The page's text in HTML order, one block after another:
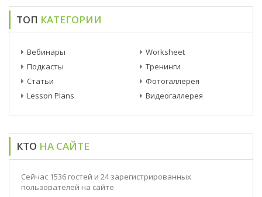
ТОП КАТЕГОРИИ
Вебинары
Подкасты
Статьи
Lesson Plans
Worksheet
Тренинги
Фотогаллерея
Видеогаллерея
КТО НА САЙТЕ
Сейчас 1536 гостей и 24 зарегистрированных
пользователей на сайте